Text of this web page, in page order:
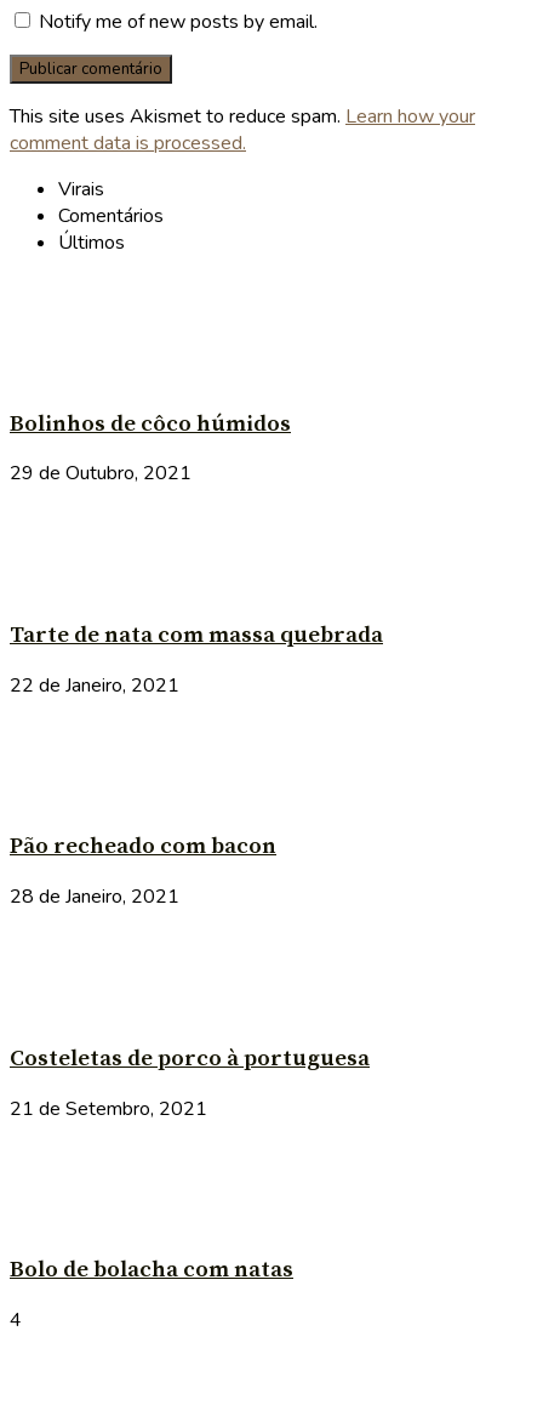
Notify me of new posts by email.
This site uses Akismet to reduce spam. Learn how your
comment data is processed.
Virais
Comentários
Últimos
Bolinhos de côco húmidos
29 de Outubro, 2021
Tarte de nata com massa quebrada
22 de Janeiro, 2021
Pão recheado com bacon
28 de Janeiro, 2021
Costeletas de porco à portuguesa
21 de Setembro, 2021
Bolo de bolacha com natas
4